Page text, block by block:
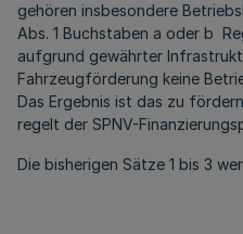
gehören insbesondere
Abs. 1 Buchstaben a oder b
aufgrund gewährter
Fahrzeugförderung keine
Das Ergebnis ist das zu
regelt der SPNV-
Die bisherigen Sätze 1 bis 3